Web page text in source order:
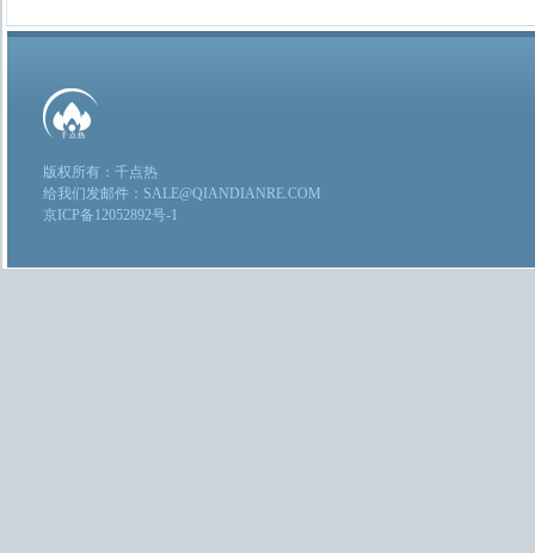
版权所有：千点热
给我们发邮件：SALE@QIANDIANRE.COM
京ICP备12052892号-1